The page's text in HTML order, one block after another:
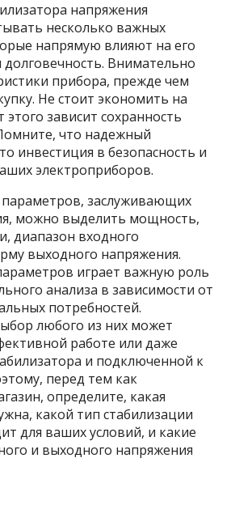
напряжения
несколько важных
напрямую влияют на его
Внимательно
прибора, прежде чем
Не стоит экономить на
этого зависит сохранность
что надежный
инвестиция в безопасность и
электроприборов.
заслуживающих
можно выделить мощность,
диапазон входного
выходного напряжения.
играет важную роль
анализа в зависимости от
потребностей.
любого из них может
работе или даже
и подключенной к
перед тем как
определите, какая
какой тип стабилизации
для ваших условий, и какие
и выходного напряжения